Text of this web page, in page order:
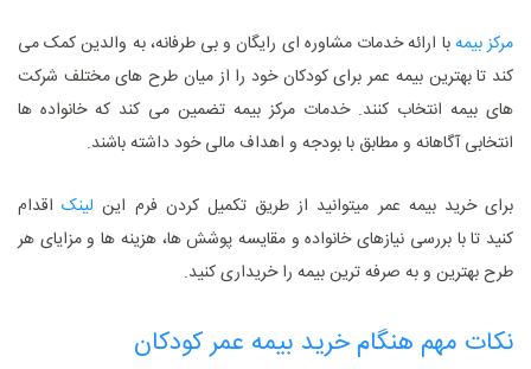
مرکز بیمهبا ارائه خدمات مشاوره‌ ای رایگان و بی ‌طرفانه، به والدین کمک می
‌کند تا بهترین بیمه عمر برای کودکان خود را از میان طرح ‌های مختلف شرکت
‌های بیمه انتخاب کنند. خدمات مرکز بیمه تضمین می‌ کند که خانواده‌ ها
انتخابی آگاهانه و مطابق با بودجه و اهداف مالی خود داشته باشند.
برای خرید بیمه عمر میتوانید از طریق تکمیل کردن فرم این لینکاقدام
کنید تا با بررسی نیازهای خانواده و مقایسه پوشش ‌ها، هزینه ‌ها و مزایای هر
طرح بهترین و به صرفه ترین بیمه را خریداری کنید.
نکات مهم هنگام خرید بیمه عمر کودکان